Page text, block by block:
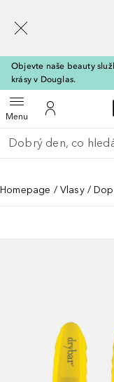
Objevte naše beauty
krásy v Douglas.
MenuOtevřít menuK mému účtu
Vraťte se
Proveďte vyhledávání
Homepage Vlasy